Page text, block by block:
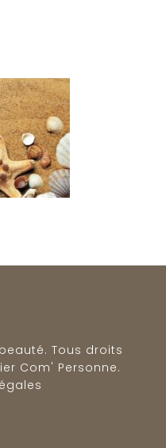
Tous droits
Com' Personne.